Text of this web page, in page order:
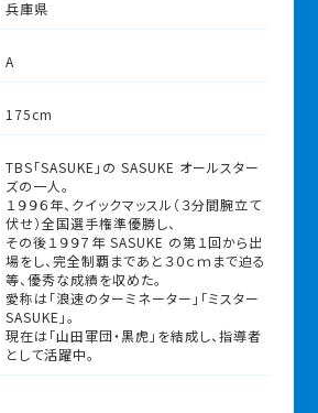
兵庫県
A
175cm
TBS「SASUKE」の SASUKE オールスター
ズの一人。
１９９６年、クイックマッスル（３分間腕立て
伏せ）全国選手権準優勝し、
その後１９９７年 SASUKE の第１回から出
場をし、完全制覇まであと３０ｃｍまで迫る
等、優秀な成績を収めた。
愛称は「浪速のターミネーター」「ミスター
SASUKE」。
現在は「山田軍団・黒虎」を結成し、指導者
として活躍中。